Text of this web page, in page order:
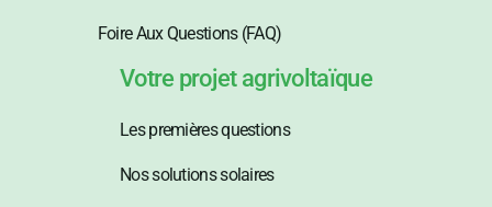
Foire Aux Questions (FAQ)
Votre projet agrivoltaïque
Les premières questions
Nos solutions solaires